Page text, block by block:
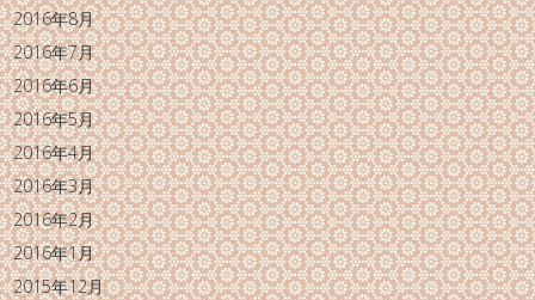
2016年8月
2016年7月
2016年6月
2016年5月
2016年4月
2016年3月
2016年2月
2016年1月
2015年12月